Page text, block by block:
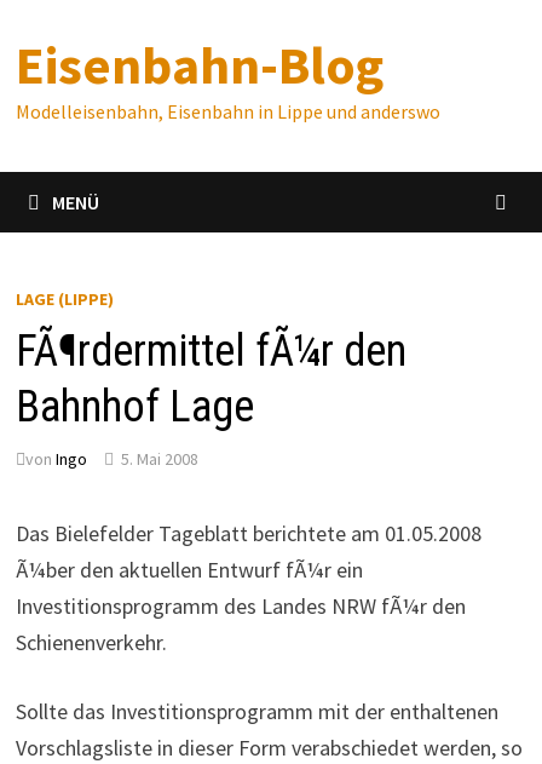
Inhalt
springen
Eisenbahn-Blog
Modelleisenbahn, Eisenbahn in Lippe und anderswo
MENÜ
LAGE (LIPPE)
FÃ¶rdermittel fÃ¼r den
Bahnhof Lage
von Ingo 5. Mai 2008
Das Bielefelder Tageblatt berichtete am 01.05.2008
Ã¼ber den aktuellen Entwurf fÃ¼r ein
Investitionsprogramm des Landes NRW fÃ¼r den
Schienenverkehr.
Sollte das Investitionsprogramm mit der enthaltenen
Vorschlagsliste in dieser Form verabschiedet werden, so